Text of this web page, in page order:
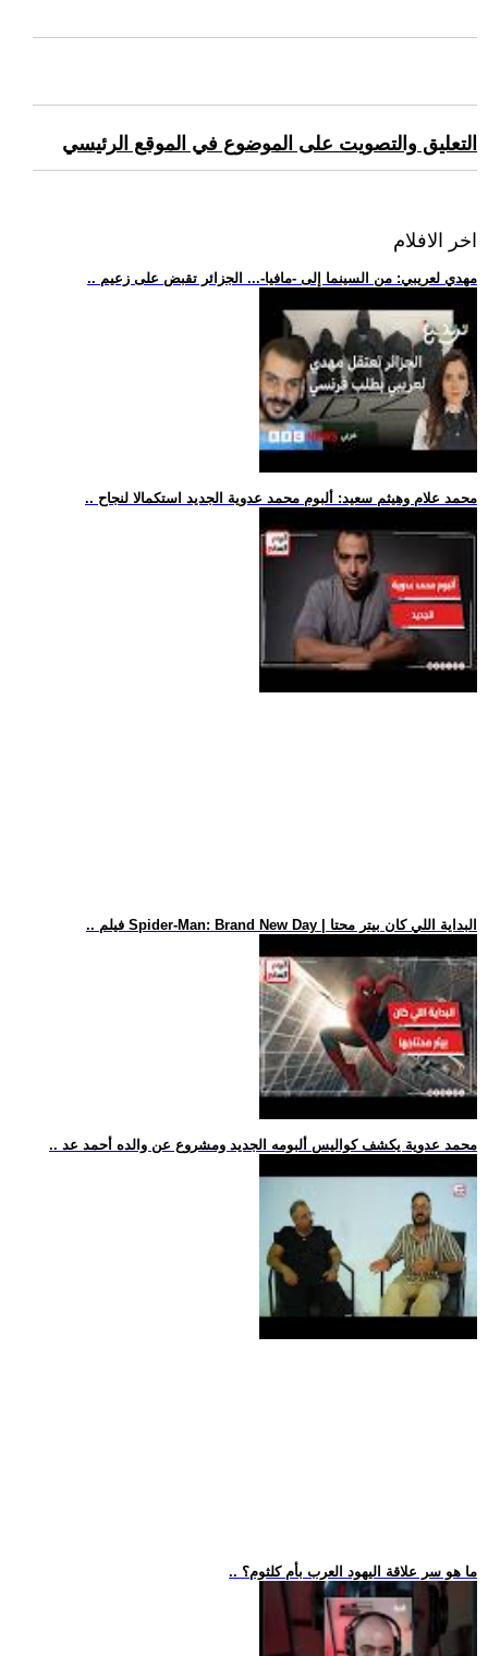
التعليق والتصويت على الموضوع في الموقع الرئيسي
اخر الافلام
.. مهدي لعريبي: من السينما إلى -مافيا-... الجزائر تقبض على زعيم
.. محمد علام وهيثم سعيد: ألبوم محمد عدوية الجديد استكمالا لنجاح
.. فيلم Spider-Man: Brand New Day | البداية اللي كان بيتر محتا
.. محمد عدوية يكشف كواليس ألبومه الجديد ومشروع عن والده أحمد عد
.. ما هو سر علاقة اليهود العرب بأم كلثوم؟